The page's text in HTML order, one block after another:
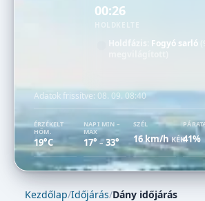
00:26
Holdfázis: Fogyó sarló
Adatok frissítve: 08. 09. 08:40
ÉRZÉKELT
HŐM.
19°C
NAPI MIN –
MAX
17° –33°
SZÉL
16 km/hKÉK41%
Kezdőlap/Időjárás/Dány időjárás